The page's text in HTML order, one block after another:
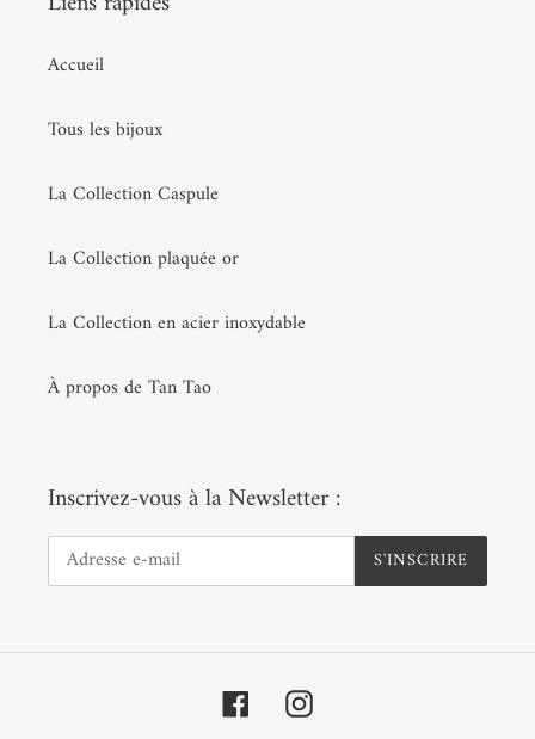
Accueil
Tous les bijoux
La Collection Caspule
La Collection plaquée or
La Collection en acier inoxydable
À propos de Tan Tao
Inscrivez-vous à la Newsletter :
S'INSCRIRE
FacebookInstagram